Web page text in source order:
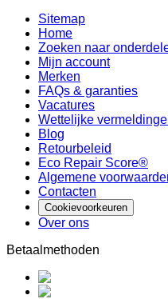
Sitemap
Home
Zoeken naar
Mijn account
Merken
FAQs & garanties
Vacatures
Wettelijke
Blog
Retourbeleid
Eco Repair Score®
Algemene
Contacten
Cookievoorkeuren
Over ons
Betaalmethoden